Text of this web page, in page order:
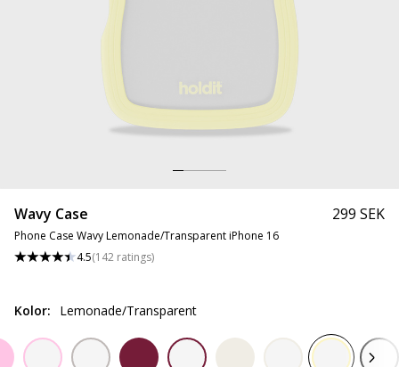
Wavy Case
Phone Case Wavy Lemonade/Transparent iPhone 16
4.5(142 ratings)
299 SEK
Kolor: Lemonade/Transparent